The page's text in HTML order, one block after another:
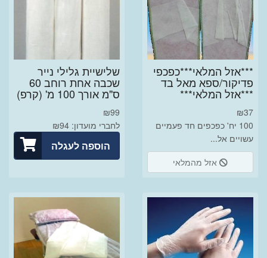
***אזל המלאי***כפכפי
פדיקור/ספא מאל בד
***אזל המלאי***
₪37
100 יח' כפכפים חד פעמיים
עשויים אל...
אזל מהמלאי
שלישיית גלילי נייר
שכבה אחת רוחב 60
ס"מ אורך 100 מ' (קרפ)
₪99
לחברי מועדון: ₪94
הוספה לעגלה